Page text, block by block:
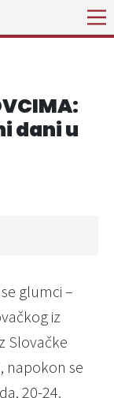
dani u
glumci –
iz
Slovačke
napokon se
20-24.